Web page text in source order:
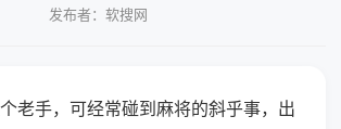
发布者：软搜网
老手，可经常碰到麻将的斜乎事，出